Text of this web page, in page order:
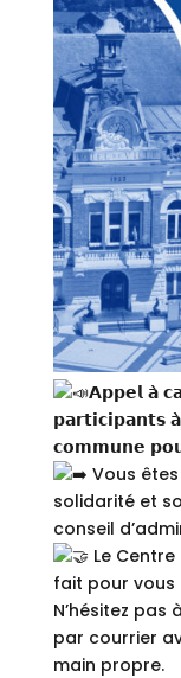
𝗔𝗽𝗽𝗲𝗹 𝗮̀
𝗽𝗮𝗿𝘁𝗶𝗰𝗶𝗽𝗮𝗻𝘁𝘀
𝗰𝗼𝗺𝗺𝘂𝗻𝗲
Vous
solidarité et
conseil
Le Centre
fait pour vous
N’hésitez pas
par courrier
main propre.